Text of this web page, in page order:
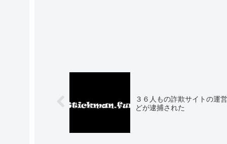
３６人もの詐欺サイトの運
どが逮捕された